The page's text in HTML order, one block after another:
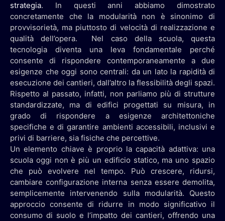
strategia. In questi anni abbiamo dimostrato
concretamente che la modularità non è sinonimo di
provvisorietà, ma piuttosto di velocità di realizzazione e
qualità dell’opera. Nel caso della scuola, questa
tecnologia diventa una leva fondamentale perché
consente di rispondere contemporaneamente a due
esigenze che oggi sono centrali: da un lato la rapidità di
esecuzione dei cantieri, dall’altro la flessibilità degli spazi.
Rispetto al passato, infatti, non parliamo più di strutture
standardizzate, ma di edifici progettati su misura, in
grado di rispondere a esigenze architettoniche
specifiche e di garantire ambienti accessibili, inclusivi e
privi di barriere, sia fisiche che percettive.
Un elemento chiave è proprio la capacità adattiva: una
scuola oggi non è più un edificio statico, ma uno spazio
che può evolvere nel tempo. Può crescere, ridursi,
cambiare configurazione interna senza essere demolita,
semplicemente intervenendo sulla modularità. Questo
approccio consente di ridurre in modo significativo il
consumo di suolo e l’impatto dei cantieri, offrendo una